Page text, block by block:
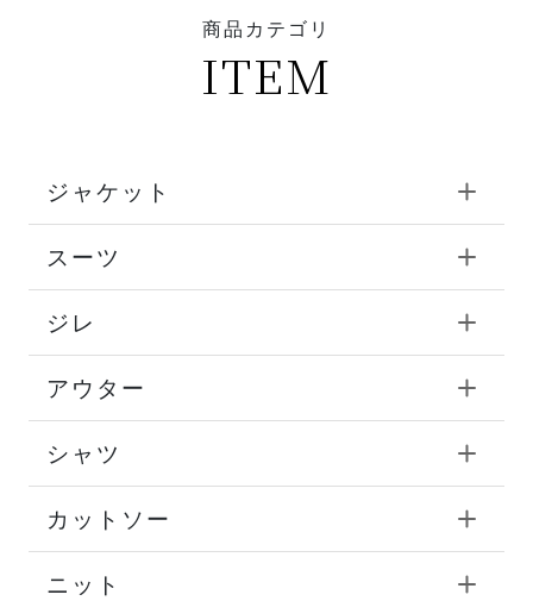
商品カテゴリ
ITEM
ジャケット
スーツ
ジレ
アウター
シャツ
カットソー
ニット